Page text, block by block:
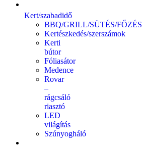
Kert/szabadidő
BBQ/GRILL/SÜTÉS/FŐZÉS
Kertészkedés/szerszámok
Kerti
bútor
Fóliasátor
Medence
Rovar
–
rágcsáló
riasztó
LED
világítás
Szúnyogháló